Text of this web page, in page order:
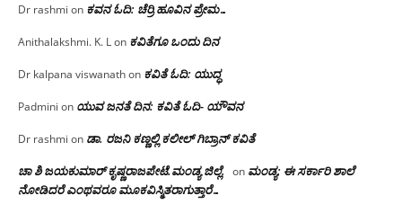
Dr rashmi on ಕವನ ಓದಿ: ಚೆರ್ರಿ ಹೂವಿನ ಪ್ರೇಮ…
Anithalakshmi. K. Lon ಕವಿತೆಗೂ ಒಂದು ದಿನ
Dr kalpana viswanathon ಕವಿತೆ ಓದಿ: ಯುದ್ಧ
Padmini on ಯುವ ಜನತೆ ದಿನ: ಕವಿತೆ ಓದಿ- ಯೌವನ
Dr rashmi on ಡಾ. ರಜನಿ‌ ಕಣ್ಣಲ್ಲಿ ಕಲೀಲ್ ಗಿಬ್ರಾನ್ ಕವಿತೆ
ಚಾ ಶಿ ಜಯಕುಮಾರ್ ಕೃಷ್ಣರಾಜಪೇಟೆ.ಮಂಡ್ಯ ಜಿಲ್ಲೆ. on ಮಂಡ್ಯ: ಈ ಸರ್ಕಾರಿ ಶಾಲೆ
ನೋಡಿದರೆ ಎಂಥವರೂ ಮೂಕವಿಸ್ಮಿತರಾಗುತ್ತಾರೆ…